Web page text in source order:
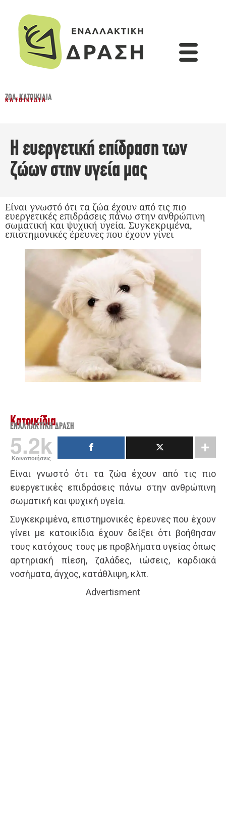
ΖΏΑ,ΚΑΤΟΙΚΊΔΙΑ
ΚΑΤΟΙΚΊΔΙΑ
Η ευεργετική επίδραση των
ζώων στην υγεία μας
Είναι γνωστό ότι τα ζώα έχουν από τις πιο
ευεργετικές επιδράσεις πάνω στην ανθρώπινη
σωματική και ψυχική υγεία. Συγκεκριμένα,
επιστημονικές έρευνες που έχουν γίνει
Κατοικίδια
ΕΝΑΛΛΑΚΤΙΚΉ ΔΡΆΣΗ
5.2k
Κοινοποιήσεις
Είναι γνωστό ότι τα ζώα έχουν από τις πιο
ευεργετικές επιδράσεις πάνω στην ανθρώπινη
σωματική και ψυχική υγεία.
Συγκεκριμένα, επιστημονικές έρευνες που έχουν
γίνει με κατοικίδια έχουν δείξει ότι βοήθησαν
τους κατόχους τους με προβλήματα υγείας όπως
αρτηριακή πίεση, ζαλάδες, ιώσεις, καρδιακά
νοσήματα, άγχος, κατάθλιψη, κλπ.
Advertisment